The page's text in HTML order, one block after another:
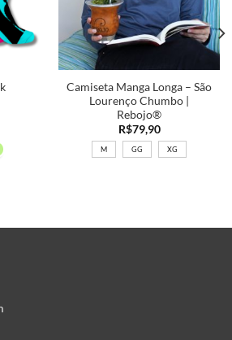
Camiseta Manga Longa – São
Lourenço Chumbo |
Rebojo®
R$79,90
M GG XG